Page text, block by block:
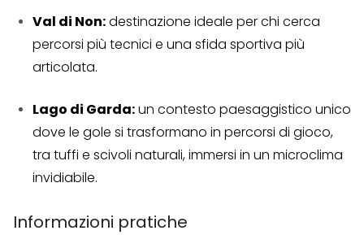
Val di Non:destinazione ideale per chi cerca
percorsi più tecnici e una sfida sportiva più
articolata.
Lago di Garda:un contesto paesaggistico unico
dove le gole si trasformano in percorsi di gioco,
tra tuffi e scivoli naturali, immersi in un microclima
invidiabile.
Informazioni pratiche